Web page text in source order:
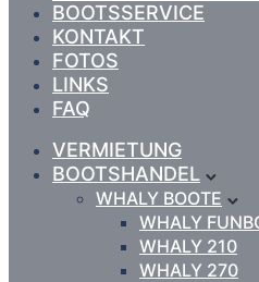
BOOTSSERVICE
KONTAKT
FOTOS
LINKS
FAQ
VERMIETUNG
BOOTSHANDEL
WHALY BOOTE
WHALY
WHALY 210
WHALY 270